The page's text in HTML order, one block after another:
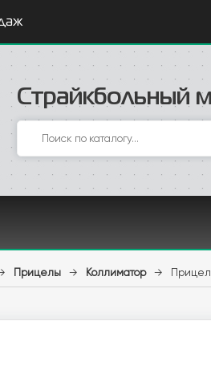
Страйкбольный
Прицелы → Коллиматор →